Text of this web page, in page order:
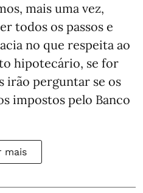
mais uma vez,
todos os passos e
no que respeita ao
hipotecário, se for
irão perguntar se os
impostos pelo Banco
mais